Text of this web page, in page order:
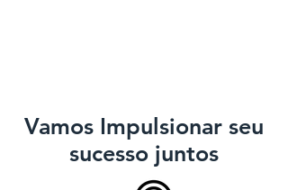
Vamos Impulsionar seu
sucesso juntos